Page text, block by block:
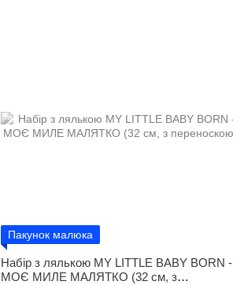
Пакунок малюка
Набір з лялькою MY LITTLE BABY BORN -
МОЄ МИЛЕ МАЛЯТКО (32 см, з